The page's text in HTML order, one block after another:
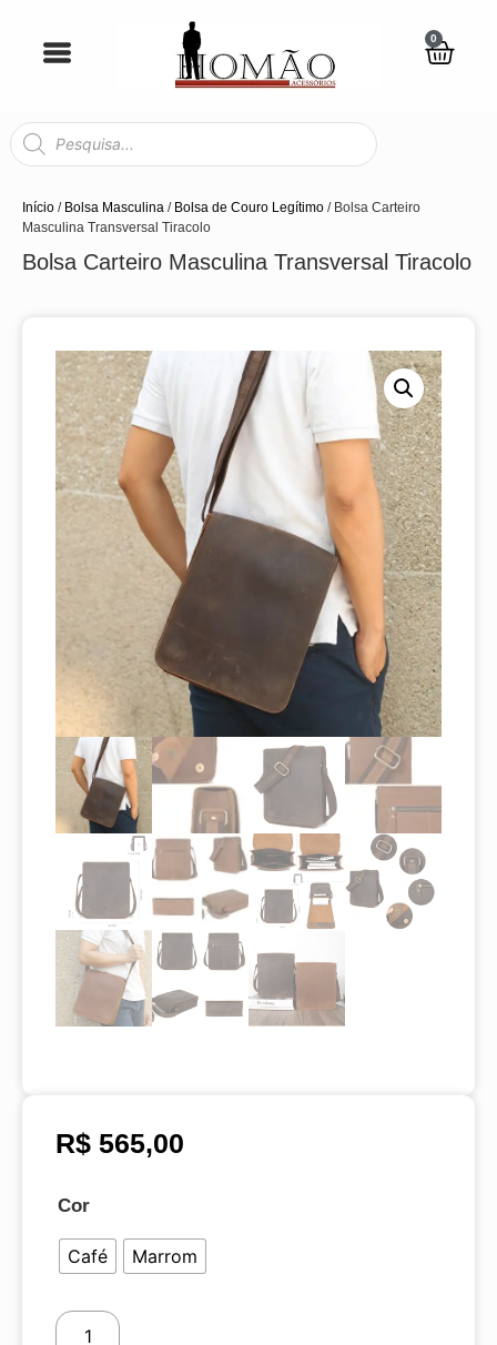
0
Início / Bolsa Masculina / Bolsa de Couro Legítimo / Bolsa Carteiro
Masculina Transversal Tiracolo
Bolsa Carteiro Masculina Transversal Tiracolo
R$ 565,00
Cor
Café Marrom